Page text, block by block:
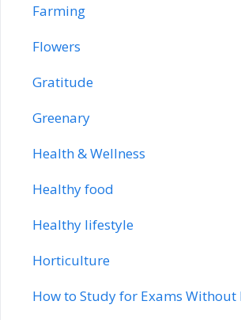
Farming
Flowers
Gratitude
Greenary
Health & Wellness
Healthy food
Healthy lifestyle
Horticulture
How to Study for Exams